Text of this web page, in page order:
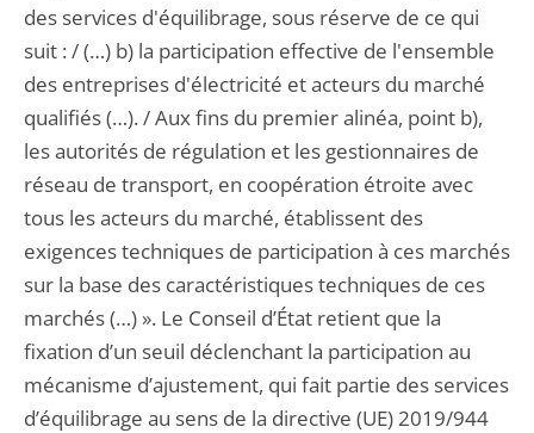
des services d'équilibrage, sous réserve de ce qui
suit : / (…) b) la participation effective de l'ensemble
des entreprises d'électricité et acteurs du marché
qualifiés (…). / Aux fins du premier alinéa, point b),
les autorités de régulation et les gestionnaires de
réseau de transport, en coopération étroite avec
tous les acteurs du marché, établissent des
exigences techniques de participation à ces marchés
sur la base des caractéristiques techniques de ces
marchés (…) ». Le Conseil d’État retient que la
fixation d’un seuil déclenchant la participation au
mécanisme d’ajustement, qui fait partie des services
d’équilibrage au sens de la directive (UE) 2019/944